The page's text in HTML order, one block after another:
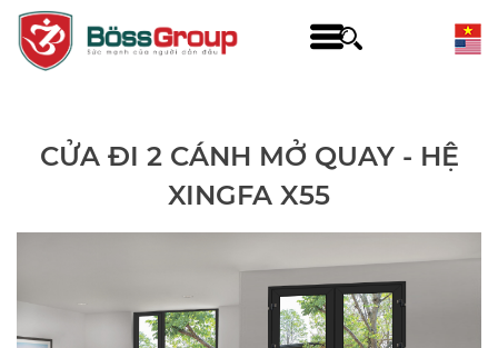
CỬA ĐI 2 CÁNH MỞ QUAY - HỆ
XINGFA X55